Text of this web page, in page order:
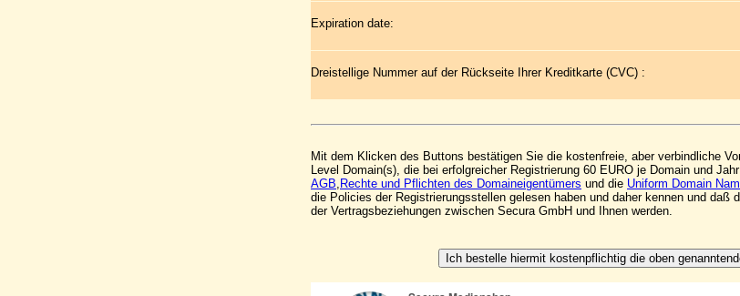
Expiration date:
Dreistellige Nummer auf der Rückseite Ihrer Kreditkarte (CVC) :
Mit dem Klicken des Buttons bestätigen Sie die kostenfreie, aber verbindliche
Level Domain(s), die bei erfolgreicher Registrierung 60 EURO je Domain und
AGB, Rechte und Pflichten des Domaineigentümers und die Uniform Domain
die Policies der Registrierungsstellen gelesen haben und daher kennen und daß
der Vertragsbeziehungen zwischen Secura GmbH und Ihnen werden.